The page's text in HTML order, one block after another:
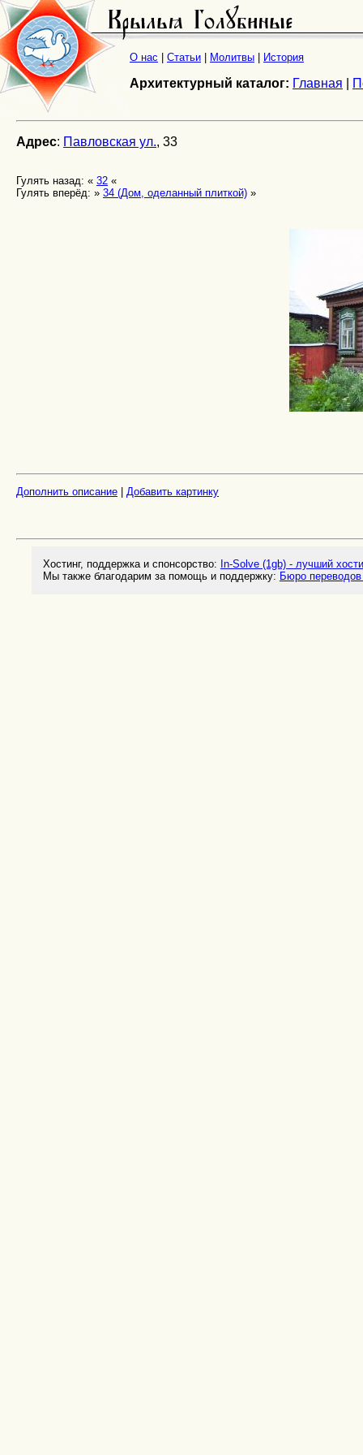
О нас Статьи Молитвы История
Архитектурный каталог: Главная
Адрес: Павловская ул., 33
Гулять назад: « 32 «
Гулять вперёд: » 34 (Дом, оделанный плиткой) »
Дополнить описание Добавить картинку
Хостинг, поддержка и спонсорство: In-Solve (1gb) - лучший
Мы также благодарим за помощь и поддержку: Бюро переводов